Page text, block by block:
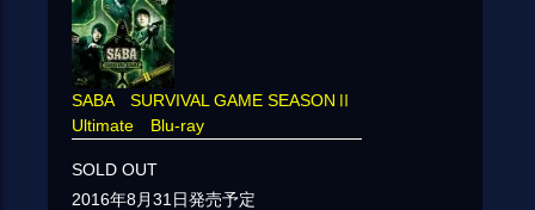
SABA SURVIVAL GAME SEASONⅡ
Ultimate Blu-ray
SOLD OUT
2016年8月31日発売予定